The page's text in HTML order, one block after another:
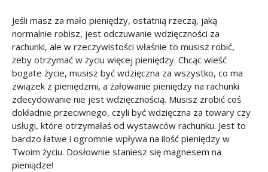
Jeśli masz za mało pieniędzy, ostatnią rzeczą, jaką
normalnie robisz, jest odczuwanie wdzięczności za
rachunki, ale w rzeczywistości właśnie to musisz robić,
żeby otrzymać w życiu więcej pieniędzy. Chcąc wieść
bogate życie, musisz być wdzięczna za wszystko, co ma
związek z pieniędzmi, a żałowanie pieniędzy na rachunki
zdecydowanie nie jest wdzięcznością. Musisz zrobić coś
dokładnie przeciwnego, czyli być wdzięczna za towary czy
usługi, które otrzymałaś od wystawców rachunku. Jest to
bardzo łatwe i ogromnie wpływa na ilość pieniędzy w
Twoim życiu. Dosłownie staniesz się magnesem na
pieniądze!